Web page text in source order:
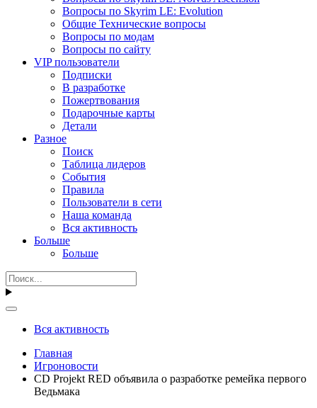
Вопросы по Skyrim LE: Evolution
Общие Технические вопросы
Вопросы по модам
Вопросы по сайту
VIP пользователи
Подписки
В разработке
Пожертвования
Подарочные карты
Детали
Разное
Поиск
Таблица лидеров
События
Правила
Пользователи в сети
Наша команда
Вся активность
Больше
Больше
Вся активность
Главная
Игроновости
CD Projekt RED объявила о разработке ремейка первого
Ведьмака